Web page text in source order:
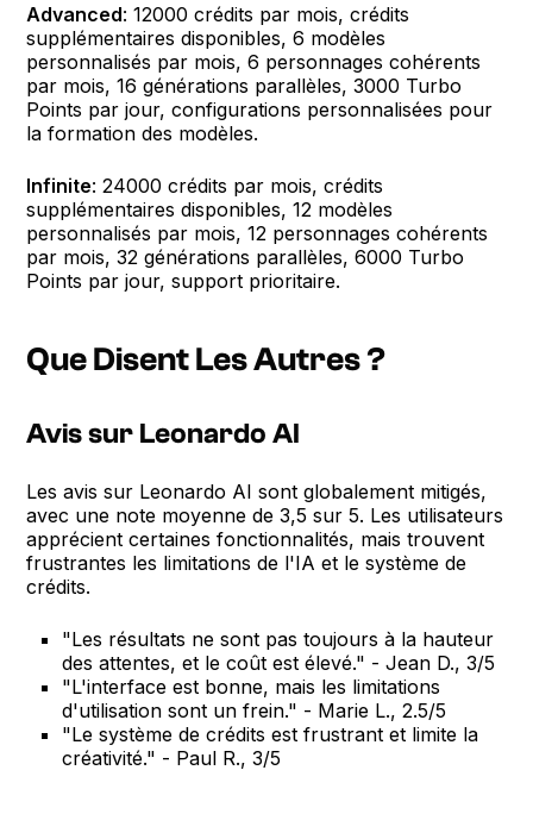
Advanced: 12000 crédits par mois, crédits
supplémentaires disponibles, 6 modèles
personnalisés par mois, 6 personnages cohérents
par mois, 16 générations parallèles, 3000 Turbo
Points par jour, configurations personnalisées pour
la formation des modèles.
Infinite: 24000 crédits par mois, crédits
supplémentaires disponibles, 12 modèles
personnalisés par mois, 12 personnages cohérents
par mois, 32 générations parallèles, 6000 Turbo
Points par jour, support prioritaire.
Que Disent Les Autres ?
Avis sur Leonardo AI
Les avis sur Leonardo AI sont globalement mitigés,
avec une note moyenne de 3,5 sur 5. Les utilisateurs
apprécient certaines fonctionnalités, mais trouvent
frustrantes les limitations de l'IA et le système de
crédits.
"Les résultats ne sont pas toujours à la hauteur
des attentes, et le coût est élevé." - Jean D., 3/5
"L'interface est bonne, mais les limitations
d'utilisation sont un frein." - Marie L., 2.5/5
"Le système de crédits est frustrant et limite la
créativité." - Paul R., 3/5